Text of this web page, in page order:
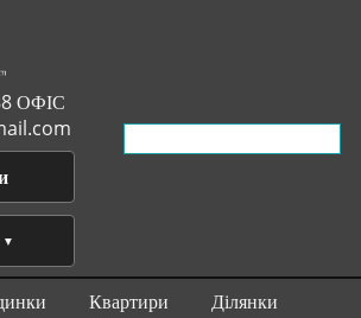
ОФІС
Квартири
Ділянки